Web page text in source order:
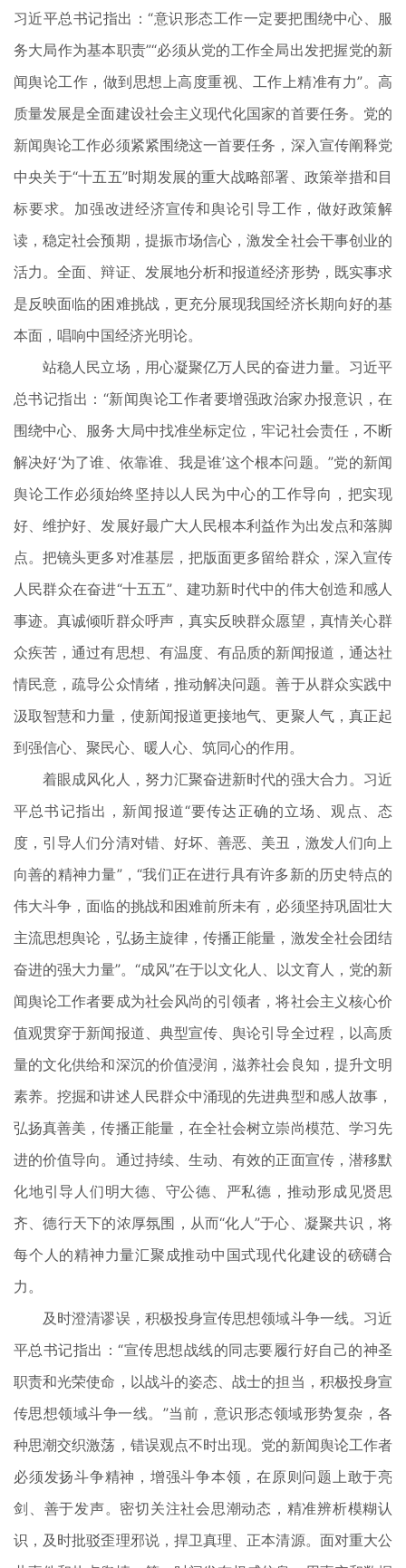
习近平总书记指出：“意识形态工作一定要把围绕中心、服
务大局作为基本职责”“必须从党的工作全局出发把握党的新
闻舆论工作，做到思想上高度重视、工作上精准有力”。高
质量发展是全面建设社会主义现代化国家的首要任务。党的
新闻舆论工作必须紧紧围绕这一首要任务，深入宣传阐释党
中央关于“十五五”时期发展的重大战略部署、政策举措和目
标要求。加强改进经济宣传和舆论引导工作，做好政策解
读，稳定社会预期，提振市场信心，激发全社会干事创业的
活力。全面、辩证、发展地分析和报道经济形势，既实事求
是反映面临的困难挑战，更充分展现我国经济长期向好的基
本面，唱响中国经济光明论。
站稳人民立场，用心凝聚亿万人民的奋进力量。习近平
总书记指出：“新闻舆论工作者要增强政治家办报意识，在
围绕中心、服务大局中找准坐标定位，牢记社会责任，不断
解决好‘为了谁、依靠谁、我是谁’这个根本问题。”党的新闻
舆论工作必须始终坚持以人民为中心的工作导向，把实现
好、维护好、发展好最广大人民根本利益作为出发点和落脚
点。把镜头更多对准基层，把版面更多留给群众，深入宣传
人民群众在奋进“十五五”、建功新时代中的伟大创造和感人
事迹。真诚倾听群众呼声，真实反映群众愿望，真情关心群
众疾苦，通过有思想、有温度、有品质的新闻报道，通达社
情民意，疏导公众情绪，推动解决问题。善于从群众实践中
汲取智慧和力量，使新闻报道更接地气、更聚人气，真正起
到强信心、聚民心、暖人心、筑同心的作用。
着眼成风化人，努力汇聚奋进新时代的强大合力。习近
平总书记指出，新闻报道“要传达正确的立场、观点、态
度，引导人们分清对错、好坏、善恶、美丑，激发人们向上
向善的精神力量”，“我们正在进行具有许多新的历史特点的
伟大斗争，面临的挑战和困难前所未有，必须坚持巩固壮大
主流思想舆论，弘扬主旋律，传播正能量，激发全社会团结
奋进的强大力量”。“成风”在于以文化人、以文育人，党的新
闻舆论工作者要成为社会风尚的引领者，将社会主义核心价
值观贯穿于新闻报道、典型宣传、舆论引导全过程，以高质
量的文化供给和深沉的价值浸润，滋养社会良知，提升文明
素养。挖掘和讲述人民群众中涌现的先进典型和感人故事，
弘扬真善美，传播正能量，在全社会树立崇尚模范、学习先
进的价值导向。通过持续、生动、有效的正面宣传，潜移默
化地引导人们明大德、守公德、严私德，推动形成见贤思
齐、德行天下的浓厚氛围，从而“化人”于心、凝聚共识，将
每个人的精神力量汇聚成推动中国式现代化建设的磅礴合
力。
及时澄清谬误，积极投身宣传思想领域斗争一线。习近
平总书记指出：“宣传思想战线的同志要履行好自己的神圣
职责和光荣使命，以战斗的姿态、战士的担当，积极投身宣
传思想领域斗争一线。”当前，意识形态领域形势复杂，各
种思潮交织激荡，错误观点不时出现。党的新闻舆论工作者
必须发扬斗争精神，增强斗争本领，在原则问题上敢于亮
剑、善于发声。密切关注社会思潮动态，精准辨析模糊认
识，及时批驳歪理邪说，捍卫真理、正本清源。面对重大公